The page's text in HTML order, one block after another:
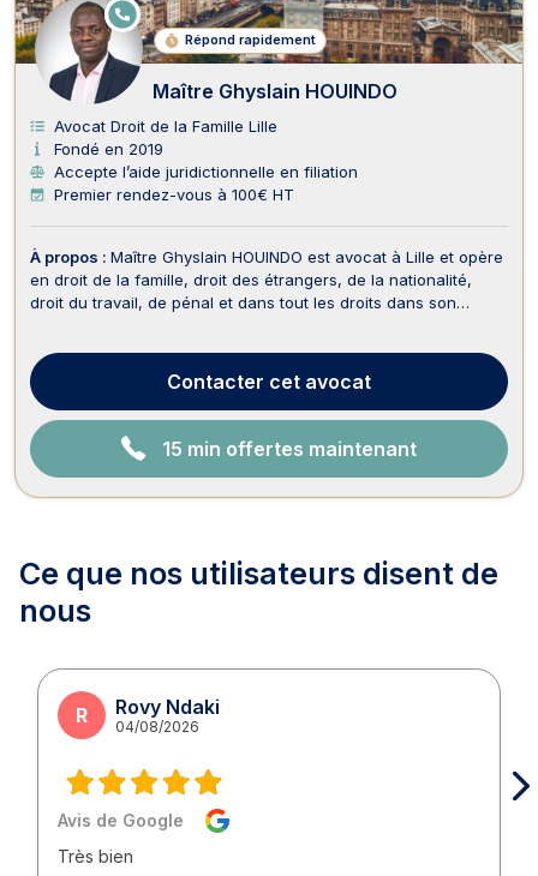
Répond rapidement
E
N
G
E
Maître Ghyslain HOUINDO
Avocat Droit de la Famille Lille
Fondé en 2019
Accepte l’aide juridictionnelle en filiation
Premier rendez-vous à 100€ HT
À propos : Maître Ghyslain HOUINDO est avocat à Lille et opère
en droit de la famille, droit des étrangers, de la nationalité,
droit du travail, de pénal et dans tout les droits dans son
champs de compétence, notamment lors de ...
Contacter cet avocat
15 min offertes maintenant
Ce que nos utilisateurs disent de
nous
R Rovy Ndaki
04/08/2026
Avis de Google
Très bien